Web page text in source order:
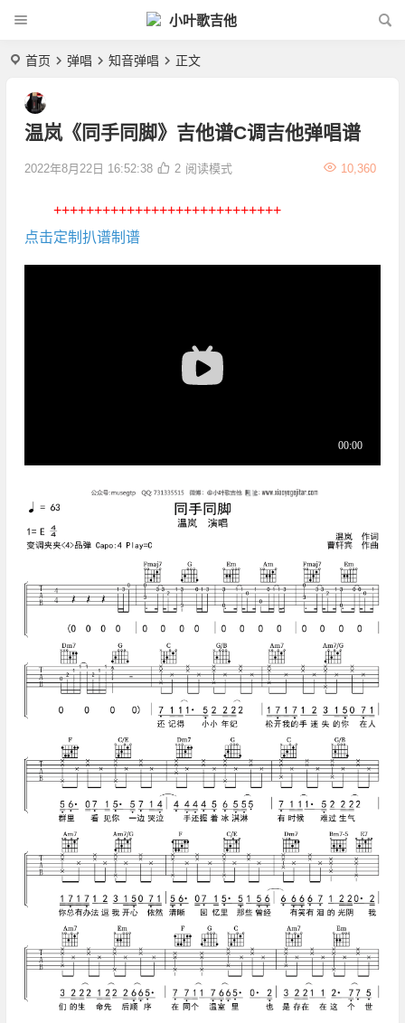
小叶歌吉他
首页 弹唱 知音弹唱 正文
温岚《同手同脚》吉他谱C调吉他弹唱谱
2022年8月22日 16:52:38 10,360
2 阅读模式
++++++++++++++++++++++++++++
点击定制扒谱制谱